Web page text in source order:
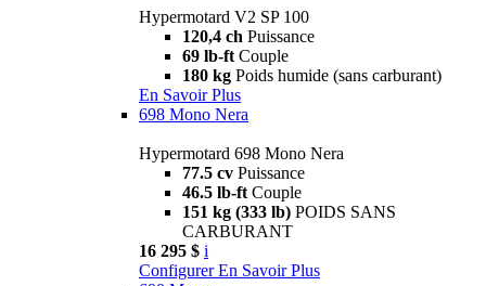
Hypermotard V2 SP 100
120,4 ch Puissance
69 lb-ft Couple
180 kg Poids humide (sans carburant)
En Savoir Plus
698 Mono Nera
Hypermotard 698 Mono Nera
77.5 cv Puissance
46.5 lb-ft Couple
151 kg (333 lb) POIDS SANS
CARBURANT
16 295 $ i
Configurer En Savoir Plus